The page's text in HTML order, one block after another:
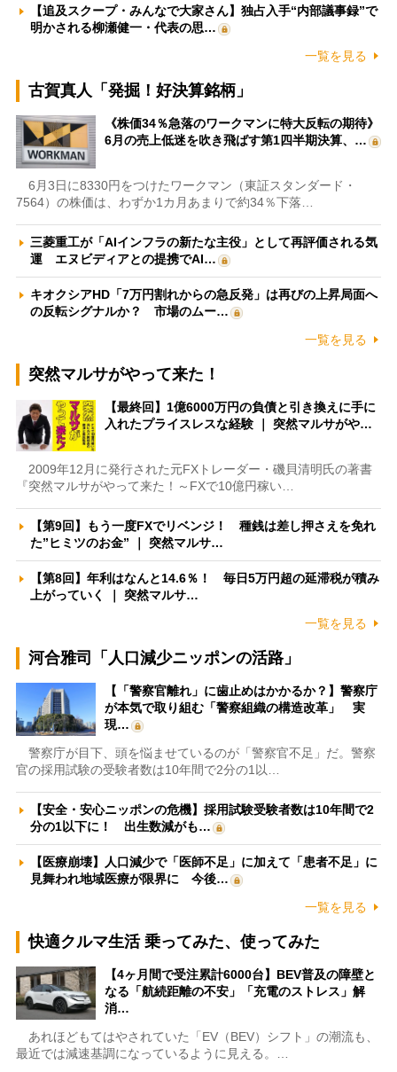
【追及スクープ・みんなで大家さん】独占入手“内部議事録”で
明かされる柳瀬健一・代表の思…
一覧を見る
古賀真人「発掘！好決算銘柄」
《株価34％急落のワークマンに特大反転の期待》
6月の売上低迷を吹き飛ばす第1四半期決算、…
6月3日に8330円をつけたワークマン（東証スタンダード・
7564）の株価は、わずか1カ月あまりで約34％下落…
三菱重工が「AIインフラの新たな主役」として再評価される気
運 エヌビディアとの提携でAI…
キオクシアHD「7万円割れからの急反発」は再びの上昇局面へ
の反転シグナルか？ 市場のムー…
一覧を見る
突然マルサがやって来た！
【最終回】1億6000万円の負債と引き換えに手に
入れたプライスレスな経験 ｜ 突然マルサがや…
2009年12月に発行された元FXトレーダー・磯貝清明氏の著書
『突然マルサがやって来た！～FXで10億円稼い…
【第9回】もう一度FXでリベンジ！ 種銭は差し押さえを免れ
た”ヒミツのお金” ｜ 突然マルサ…
【第8回】年利はなんと14.6％！ 毎日5万円超の延滞税が積み
上がっていく ｜ 突然マルサ…
一覧を見る
河合雅司「人口減少ニッポンの活路」
【「警察官離れ」に歯止めはかかるか？】警察庁
が本気で取り組む「警察組織の構造改革」 実
現…
警察庁が目下、頭を悩ませているのが「警察官不足」だ。警察
官の採用試験の受験者数は10年間で2分の1以…
【安全・安心ニッポンの危機】採用試験受験者数は10年間で2
分の1以下に！ 出生数減がも…
【医療崩壊】人口減少で「医師不足」に加えて「患者不足」に
見舞われ地域医療が限界に 今後…
一覧を見る
快適クルマ生活 乗ってみた、使ってみた
【4ヶ月間で受注累計6000台】BEV普及の障壁と
なる「航続距離の不安」「充電のストレス」解
消…
あれほどもてはやされていた「EV（BEV）シフト」の潮流も、
最近では減速基調になっているように見える。…